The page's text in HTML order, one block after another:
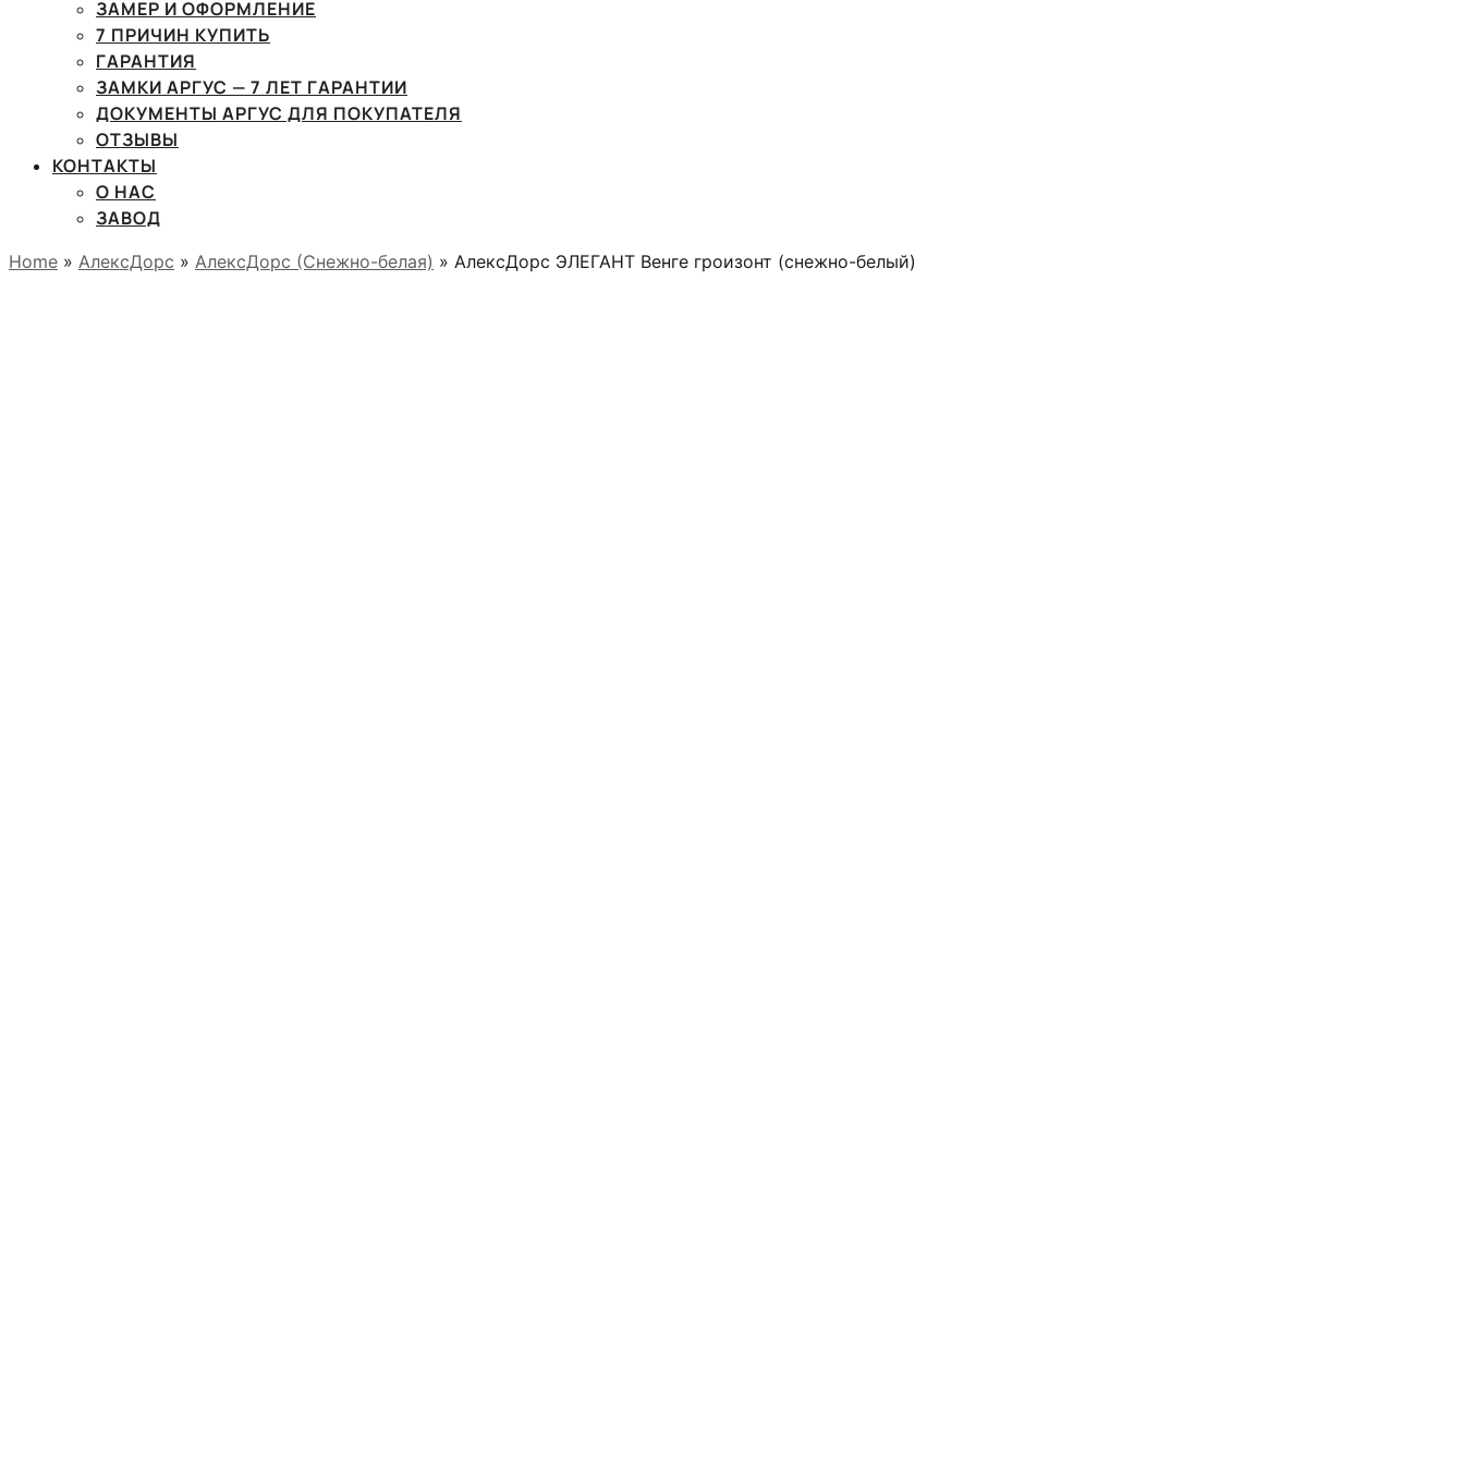
ЗАМЕР И ОФОРМЛЕНИЕ
7 ПРИЧИН КУПИТЬ
ГАРАНТИЯ
ЗАМКИ АРГУС — 7 ЛЕТ ГАРАНТИИ
ДОКУМЕНТЫ АРГУС ДЛЯ ПОКУПАТЕЛЯ
ОТЗЫВЫ
КОНТАКТЫ
О НАС
ЗАВОД
Home » АлексДорс » АлексДорс (Снежно-белая) » АлексДорс ЭЛЕГАНТ Венге гроизонт (снежно-белый)